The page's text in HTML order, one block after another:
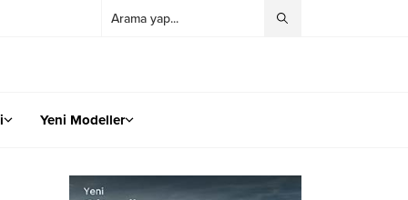
Yeni Modeller